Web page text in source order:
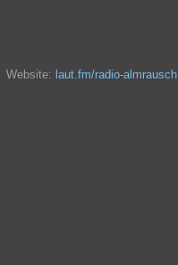
Website: laut.fm/radio-almrausch